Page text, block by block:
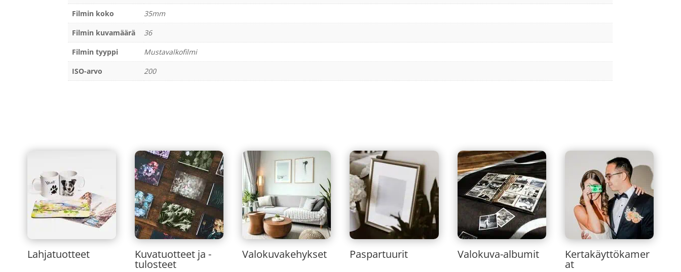
Filmin koko
35mm
Filmin kuvamäärä
36
Filmin tyyppi
Mustavalkofilmi
ISO-arvo
200
Lahjatuotteet Kuvatuotteet ja -
tulosteet
Valokuvakehykset Paspartuurit Valokuva-albumit Kertakäyttökamer
at